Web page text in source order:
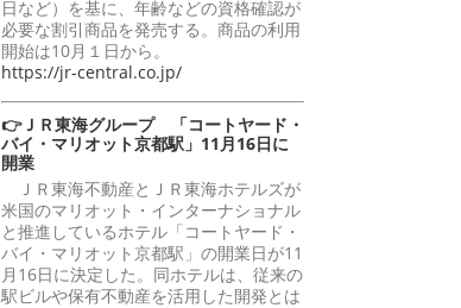
日など）を基に、年齢などの資格確認が
必要な割引商品を発売する。商品の利用
開始は10月１日から。
https://jr-central.co.jp/
👉ＪＲ東海グループ 「コートヤード・
バイ・マリオット京都駅」11月16日に
開業
ＪＲ東海不動産とＪＲ東海ホテルズが
米国のマリオット・インターナショナル
と推進しているホテル「コートヤード・
バイ・マリオット京都駅」の開業日が11
月16日に決定した。同ホテルは、従来の
駅ビルや保有不動産を活用した開発とは